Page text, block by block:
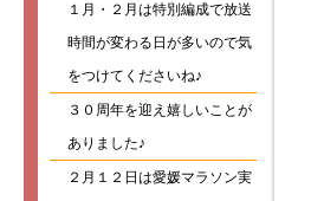
１月・２月は特別編成で放送
時間が変わる日が多いので気
をつけてくださいね♪
３０周年を迎え嬉しいことが
ありました♪
２月１２日は愛媛マラソン実